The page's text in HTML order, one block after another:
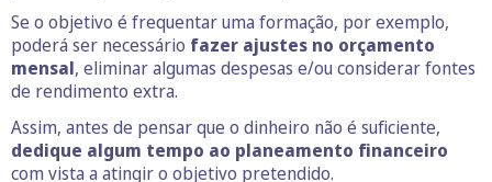
Se o objetivo é frequentar uma formação, por exemplo,
poderá ser necessário fazer ajustes no orçamento
mensal, eliminar algumas despesas e/ou considerar fontes
de rendimento extra.
Assim, antes de pensar que o dinheiro não é suficiente,
dedique algum tempo ao planeamento financeiro
com vista a atingir o objetivo pretendido.